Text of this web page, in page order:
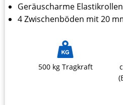
Geräuscharme Elastikrollen
4 Zwischenböden mit 20
500 kg Tragkraft